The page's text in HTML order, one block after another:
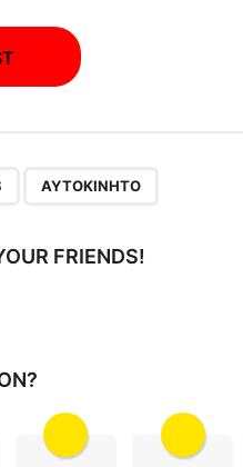
ΑΥΤΟΚΊΝΗΤΟ
FRIENDS!